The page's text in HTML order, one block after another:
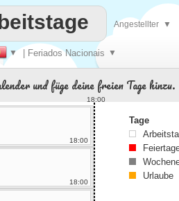
▼ | Feriados Nacionais ▼
Angestellter ▼
und füge deine freien Tage hinzu.
18:00
18:00
18:00
Tage
Urlaube